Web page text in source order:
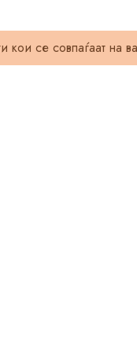
кои се совпаѓаат на